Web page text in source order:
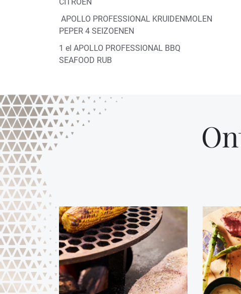
APOLLO PROFESSIONAL KRUIDENMOLEN
PEPER 4 SEIZOENEN
1 el APOLLO PROFESSIONAL BBQ
SEAFOOD RUB